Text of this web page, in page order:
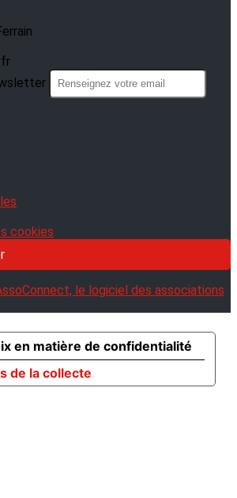
cookies
le logiciel des associations
de la collecte
en matière de confidentialité